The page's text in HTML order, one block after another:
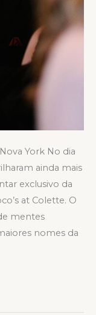
York No dia
ainda mais
exclusivo da
at Colette. O
mentes
nomes da